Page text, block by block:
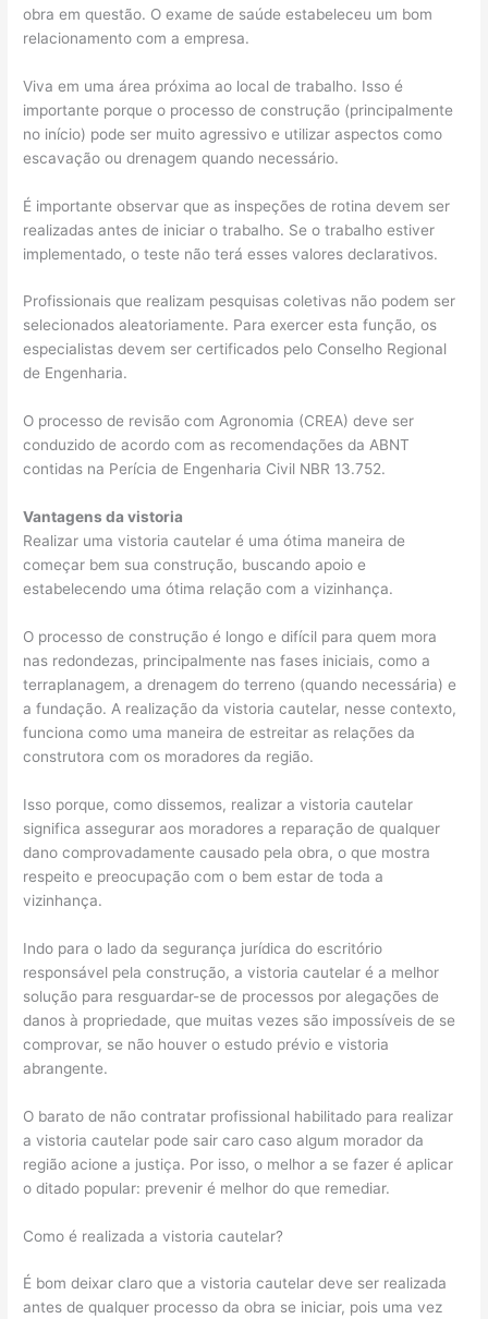
obra em questão. O exame de saúde estabeleceu um bom
relacionamento com a empresa.
Viva em uma área próxima ao local de trabalho. Isso é
importante porque o processo de construção (principalmente
no início) pode ser muito agressivo e utilizar aspectos como
escavação ou drenagem quando necessário.
É importante observar que as inspeções de rotina devem ser
realizadas antes de iniciar o trabalho. Se o trabalho estiver
implementado, o teste não terá esses valores declarativos.
Profissionais que realizam pesquisas coletivas não podem ser
selecionados aleatoriamente. Para exercer esta função, os
especialistas devem ser certificados pelo Conselho Regional
de Engenharia.
O processo de revisão com Agronomia (CREA) deve ser
conduzido de acordo com as recomendações da ABNT
contidas na Perícia de Engenharia Civil NBR 13.752.
Vantagens da vistoria
Realizar uma vistoria cautelar é uma ótima maneira de
começar bem sua construção, buscando apoio e
estabelecendo uma ótima relação com a vizinhança.
O processo de construção é longo e difícil para quem mora
nas redondezas, principalmente nas fases iniciais, como a
terraplanagem, a drenagem do terreno (quando necessária) e
a fundação. A realização da vistoria cautelar, nesse contexto,
funciona como uma maneira de estreitar as relações da
construtora com os moradores da região.
Isso porque, como dissemos, realizar a vistoria cautelar
significa assegurar aos moradores a reparação de qualquer
dano comprovadamente causado pela obra, o que mostra
respeito e preocupação com o bem estar de toda a
vizinhança.
Indo para o lado da segurança jurídica do escritório
responsável pela construção, a vistoria cautelar é a melhor
solução para resguardar-se de processos por alegações de
danos à propriedade, que muitas vezes são impossíveis de se
comprovar, se não houver o estudo prévio e vistoria
abrangente.
O barato de não contratar profissional habilitado para realizar
a vistoria cautelar pode sair caro caso algum morador da
região acione a justiça. Por isso, o melhor a se fazer é aplicar
o ditado popular: prevenir é melhor do que remediar.
Como é realizada a vistoria cautelar?
É bom deixar claro que a vistoria cautelar deve ser realizada
antes de qualquer processo da obra se iniciar, pois uma vez